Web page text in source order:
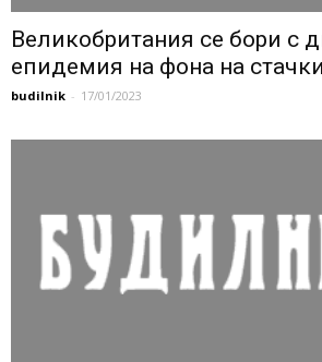
Великобритания се бори с
епидемия на фона на
budilnik - 17/01/2023